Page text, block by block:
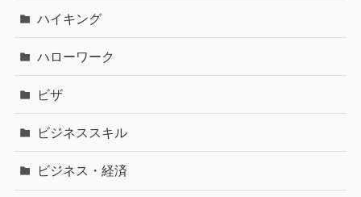
ハイキング
ハローワーク
ビザ
ビジネススキル
ビジネス・経済